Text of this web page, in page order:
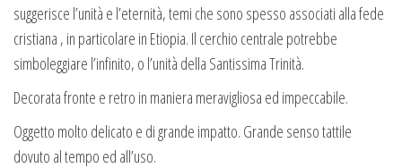
suggerisce l’unità e l’eternità, temi che sono spesso associati alla fede
cristiana , in particolare in Etiopia. Il cerchio centrale potrebbe
simboleggiare l’infinito, o l’unità della Santissima Trinità.
Decorata fronte e retro in maniera meravigliosa ed impeccabile.
Oggetto molto delicato e di grande impatto. Grande senso tattile
dovuto al tempo ed all’uso.